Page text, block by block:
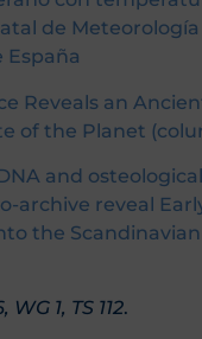
de Meteorología
España
Reveals an
of the Planet
and
archive reveal
the
WG 1, TS 112.